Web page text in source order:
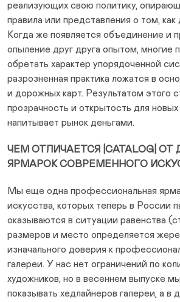
реализующих свою политику,
правила или представления о том,
Когда же появляется объединение и
опыление друг друга опытом, многие
обретать характер упорядоченной
разрозненная практика ложатся в
и дорожных карт. Результатом этого
прозрачность и открытость для новых
напитывает рынок деньгами.
ЧЕМ ОТЛИЧАЕТСЯ |CATALOG| ОТ
ЯРМАРОК СОВРЕМЕННОГО
Мы еще одна профессиональная
искусства, которых теперь в России
оказываются в ситуации равенства
размеров и место определяется
изначального доверия к
галереи. У нас нет ограничений по
художников, но в весеннем выпуске
показывать хедлайнеров галереи, а в